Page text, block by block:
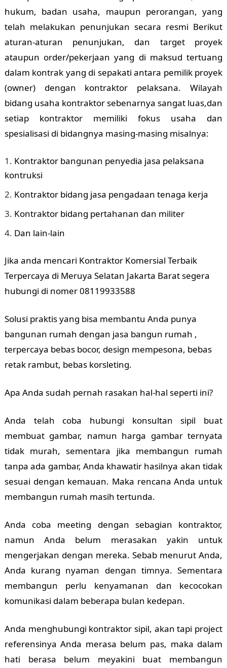
hukum, badan usaha, maupun perorangan, yang
telah melakukan penunjukan secara resmi Berikut
aturan-aturan penunjukan, dan target proyek
ataupun order/pekerjaan yang di maksud tertuang
dalam kontrak yang di sepakati antara pemilik proyek
(owner) dengan kontraktor pelaksana. Wilayah
bidang usaha kontraktor sebenarnya sangat luas,dan
setiap kontraktor memiliki fokus usaha dan
spesialisasi di bidangnya masing-masing misalnya:
Kontraktor bangunan penyedia jasa pelaksana
kontruksi
Kontraktor bidang jasa pengadaan tenaga kerja
Kontraktor bidang pertahanan dan militer
Dan lain-lain
Jika anda mencari Kontraktor Komersial Terbaik
Terpercaya di Meruya Selatan Jakarta Barat segera
hubungi di nomer 08119933588
Solusi praktis yang bisa membantu Anda punya
bangunan rumah dengan jasa bangun rumah ,
terpercaya bebas bocor, design mempesona, bebas
retak rambut, bebas korsleting.
Apa Anda sudah pernah rasakan hal-hal seperti ini?
Anda telah coba hubungi konsultan sipil buat
membuat gambar, namun harga gambar ternyata
tidak murah, sementara jika membangun rumah
tanpa ada gambar, Anda khawatir hasilnya akan tidak
sesuai dengan kemauan. Maka rencana Anda untuk
membangun rumah masih tertunda.
Anda coba meeting dengan sebagian kontraktor,
namun Anda belum merasakan yakin untuk
mengerjakan dengan mereka. Sebab menurut Anda,
Anda kurang nyaman dengan timnya. Sementara
membangun perlu kenyamanan dan kecocokan
komunikasi dalam beberapa bulan kedepan.
Anda menghubungi kontraktor sipil, akan tapi project
referensinya Anda merasa belum pas, maka dalam
hati berasa belum meyakini buat membangun